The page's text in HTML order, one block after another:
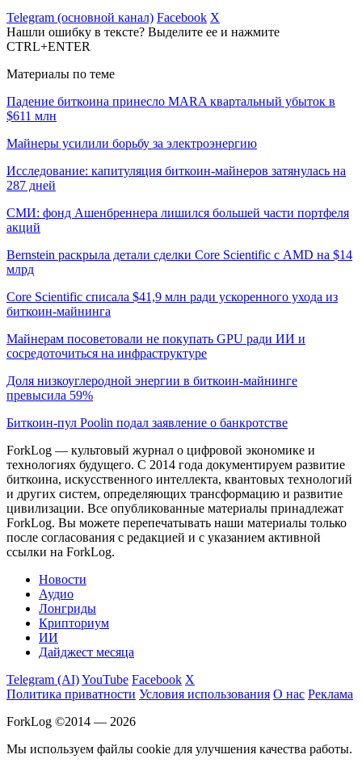
Telegram (основной канал) Facebook X
Нашли ошибку в тексте? Выделите ее и нажмите
CTRL+ENTER
Материалы по теме
Падение биткоина принесло MARA квартальный убыток в
$611 млн
Майнеры усилили борьбу за электроэнергию
Исследование: капитуляция биткоин-майнеров затянулась на
287 дней
СМИ: фонд Ашенбреннера лишился большей части портфеля
акций
Bernstein раскрыла детали сделки Core Scientific с AMD на $14
млрд
Core Scientific списала $41,9 млн ради ускоренного ухода из
биткоин-майнинга
Майнерам посоветовали не покупать GPU ради ИИ и
сосредоточиться на инфраструктуре
Доля низкоуглеродной энергии в биткоин-майнинге
превысила 59%
Биткоин-пул Poolin подал заявление о банкротстве
ForkLog — культовый журнал о цифровой экономике и
технологиях будущего. С 2014 года документируем развитие
биткоина, искусственного интеллекта, квантовых технологий
и других систем, определяющих трансформацию и развитие
цивилизации. Все опубликованные материалы принадлежат
ForkLog. Вы можете перепечатывать наши материалы только
после согласования с редакцией и с указанием активной
ссылки на ForkLog.
Новости
Аудио
Лонгриды
Крипториум
ИИ
Дайджест месяца
Telegram (AI)YouTube Facebook X
Политика приватности Условия использования О нас Реклама
ForkLog ©2014 — 2026
Мы используем файлы cookie для улучшения качества работы.